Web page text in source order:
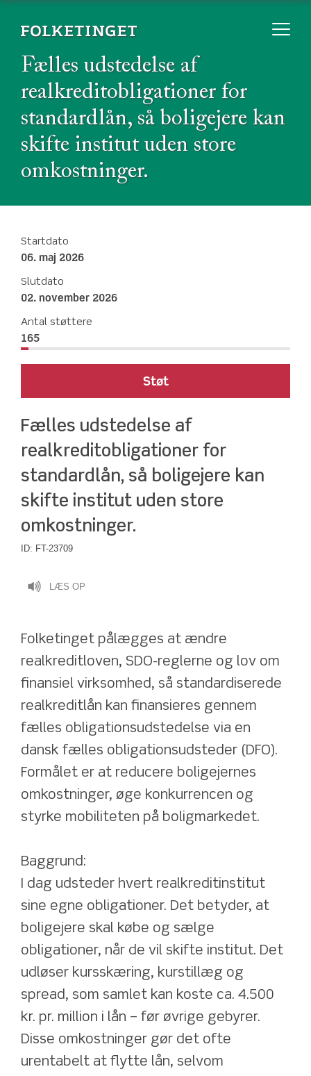
Fælles udstedelse af
realkreditobligationer for
standardlån, så boligejere kan
skifte institut uden store
omkostninger.
Startdato
06. maj 2026
Slutdato
02. november 2026
Antal støttere
165
Støt
Fælles udstedelse af
realkreditobligationer for
standardlån, så boligejere kan
skifte institut uden store
omkostninger.
ID: FT-23709
LÆS OP
Folketinget pålægges at ændre
realkreditloven, SDO-reglerne og lov om
finansiel virksomhed, så standardiserede
realkreditlån kan finansieres gennem
fælles obligationsudstedelse via en
dansk fælles obligationsudsteder (DFO).
Formålet er at reducere boligejernes
omkostninger, øge konkurrencen og
styrke mobiliteten på boligmarkedet.
Baggrund:
I dag udsteder hvert realkreditinstitut
sine egne obligationer. Det betyder, at
boligejere skal købe og sælge
obligationer, når de vil skifte institut. Det
udløser kursskæring, kurstillæg og
spread, som samlet kan koste ca. 4.500
kr. pr. million i lån – før øvrige gebyrer.
Disse omkostninger gør det ofte
urentabelt at flytte lån, selvom